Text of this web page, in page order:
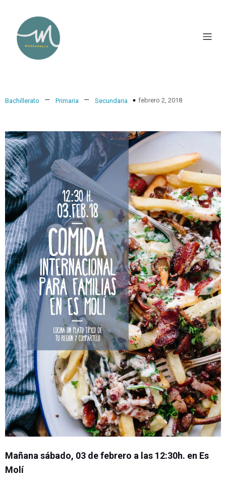
Bachillerato – Primaria – Secundaria febrero 2, 2018
Mañana sábado, 03 de febrero a las 12:30h. en Es
Molí